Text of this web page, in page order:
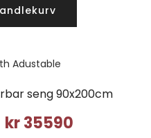
var:
kr42990. kr34390.
seng 90x200cm
Opprinnelig
kr35590